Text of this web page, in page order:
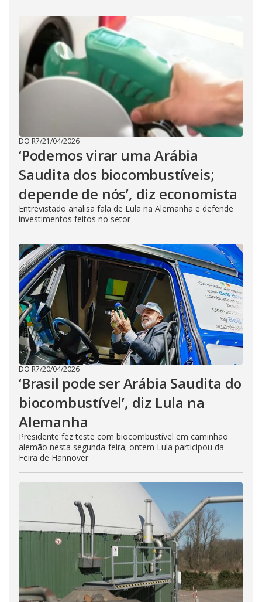
DO R7/21/04/2026
‘Podemos virar uma Arábia
Saudita dos biocombustíveis;
depende de nós’, diz economista
Entrevistado analisa fala de Lula na Alemanha e defende
investimentos feitos no setor
DO R7/20/04/2026
‘Brasil pode ser Arábia Saudita do
biocombustível’, diz Lula na
Alemanha
Presidente fez teste com biocombustível em caminhão
alemão nesta segunda-feira; ontem Lula participou da
Feira de Hannover